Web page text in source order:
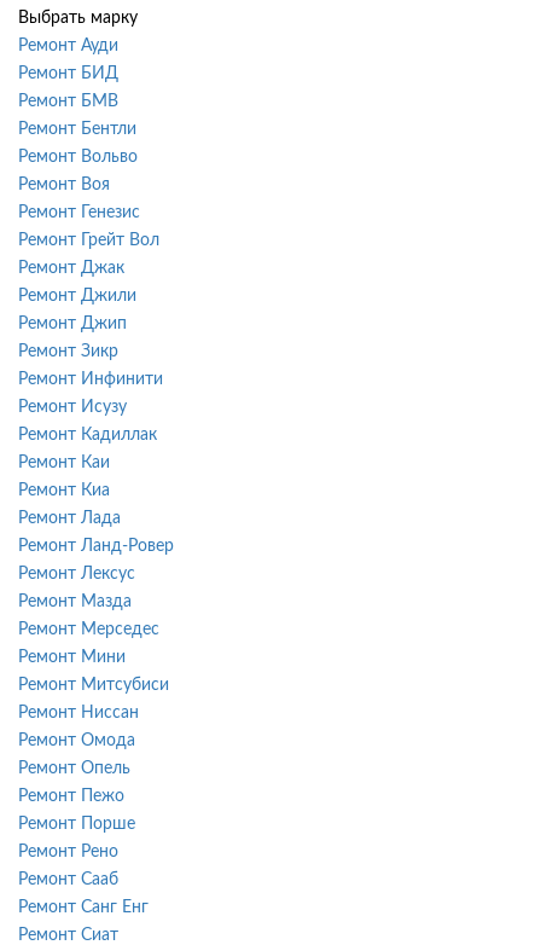
Выбрать марку
Ремонт Ауди
Ремонт БИД
Ремонт БМВ
Ремонт Бентли
Ремонт Вольво
Ремонт Воя
Ремонт Генезис
Ремонт Грейт Вол
Ремонт Джак
Ремонт Джили
Ремонт Джип
Ремонт Зикр
Ремонт Инфинити
Ремонт Исузу
Ремонт Кадиллак
Ремонт Каи
Ремонт Киа
Ремонт Лада
Ремонт Ланд-Ровер
Ремонт Лексус
Ремонт Мазда
Ремонт Мерседес
Ремонт Мини
Ремонт Митсубиси
Ремонт Ниссан
Ремонт Омода
Ремонт Опель
Ремонт Пежо
Ремонт Порше
Ремонт Рено
Ремонт Сааб
Ремонт Санг Енг
Ремонт Сиат